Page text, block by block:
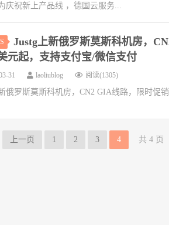
庆祝新上产品线 ，德国云服务...
Justg上新俄罗斯莫斯科机房，
元起，支持支付宝/微信支付
31 laoliublog 阅读(1305)
俄罗斯莫斯科机房，CN2 GIA线路，限时促
上一页 1 2 3 4 共 4 页